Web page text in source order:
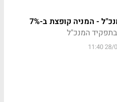
- המניה קופצת ב-7%
המנכ"ל
28/